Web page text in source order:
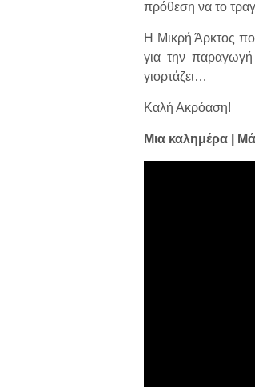
πρόθεση να το
Η Μικρή Άρκτος
για την παραγωγή
γιορτάζει…
Καλή Ακρόαση!
Μια καλημέρα |